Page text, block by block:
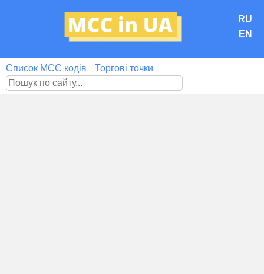
RU
EN
Список MCC кодів Торгові точки